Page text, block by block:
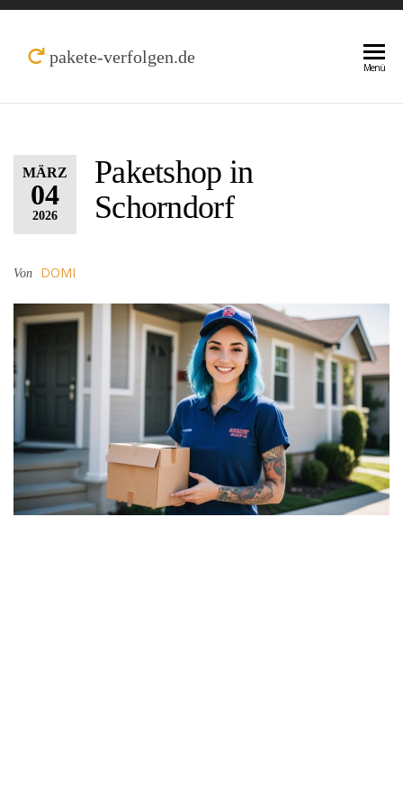
Zum
Inhalt pakete-verfolgen.de
Menü
MÄRZ
04
2026
Paketshop in
Schorndorf
Von DOMI